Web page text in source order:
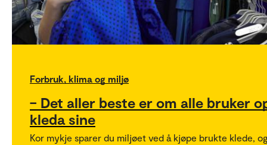
Forbruk, klima og miljø
– Det aller beste er om alle bruker
kleda sine
Kor mykje sparer du miljøet ved å kjøpe brukte klede,